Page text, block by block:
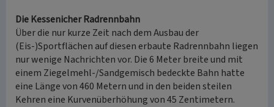
Die Kessenicher Radrennbahn
Über die nur kurze Zeit nach dem Ausbau der
(Eis-)Sportflächen auf diesen erbaute Radrennbahn liegen
nur wenige Nachrichten vor. Die 6 Meter breite und mit
einem Ziegelmehl-/Sandgemisch bedeckte Bahn hatte
eine Länge von 460 Metern und in den beiden steilen
Kehren eine Kurvenüberhöhung von 45 Zentimetern.